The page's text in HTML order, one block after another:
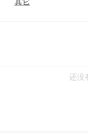
其它
还没